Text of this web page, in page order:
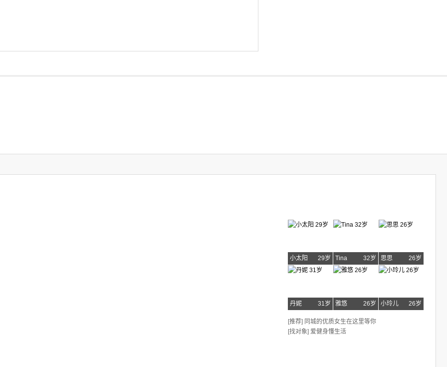
小太阳 29岁 Tina 32岁 思思 26岁
丹妮 31岁 雅悠 26岁 小玲儿 26岁
[推荐] 同城的优质女生在这里等你
[找对象] 爱健身懂生活